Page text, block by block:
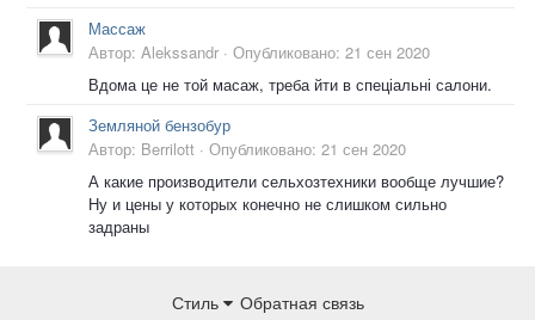
Массаж
Автор: Alekssandr · Опубликовано: 21 сен 2020
Вдома це не той масаж, треба йти в спеціальні салони.
Земляной бензобур
Автор: Berrilott · Опубликовано: 21 сен 2020
А какие производители сельхозтехники вообще лучшие?
Ну и цены у которых конечно не слишком сильно
задраны
Стиль Обратная связь